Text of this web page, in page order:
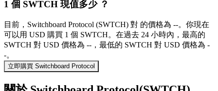
1 個 SWTCH 現值多少 ？
目前，Switchboard Protocol (SWTCH) 對 的價格為 --。你現在
可以用 USD 購買 1 個 SWTCH。在過去 24 小時內，最高的
SWTCH 對 USD 價格為 --，最低的 SWTCH 對 USD 價格為 -
-。
立即購買 Switchboard Protocol